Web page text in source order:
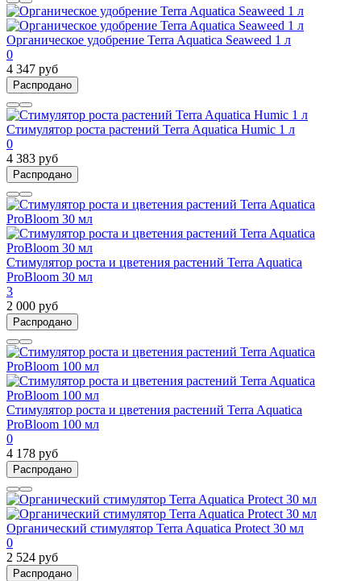
Органическое удобрение Terra Aquatica Seaweed 1 л
0
4 347 руб
Распродано
Стимулятор роста растений Terra Aquatica Humic 1 л
0
4 383 руб
Распродано
Стимулятор роста и цветения растений Terra Aquatica
ProBloom 30 мл
3
2 000 руб
Распродано
Стимулятор роста и цветения растений Terra Aquatica
ProBloom 100 мл
0
4 178 руб
Распродано
Органический стимулятор Terra Aquatica Protect 30 мл
0
2 524 руб
Распродано